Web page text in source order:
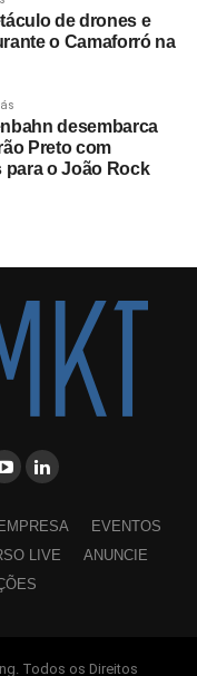
de drones e
o Camaforró na
desembarca
Preto com
para o João Rock
EMPRESA
EVENTOS
LIVE
ANUNCIE
Todos os Direitos